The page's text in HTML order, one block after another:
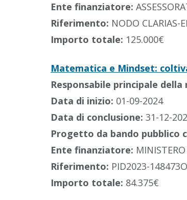
Ente finanziatore:
Riferimento: NODO CLARIAS-
Importo totale: 125.000€
Matematica e Mindset:
Responsabile principale della
Data di inizio: 01-09-2024
Data di conclusione: 31-12-
Progetto da bando pubblico
Ente finanziatore:
Riferimento: PID2023-
Importo totale: 84.375€